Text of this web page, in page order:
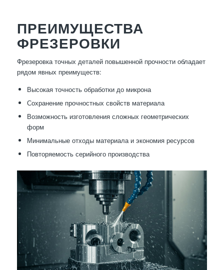
ПРЕИМУЩЕСТВА
ФРЕЗЕРОВКИ
Фрезеровка точных деталей повышенной прочности обладает
рядом явных преимуществ:
Высокая точность обработки до микрона
Сохранение прочностных свойств материала
Возможность изготовления сложных геометрических
форм
Минимальные отходы материала и экономия ресурсов
Повторяемость серийного производства